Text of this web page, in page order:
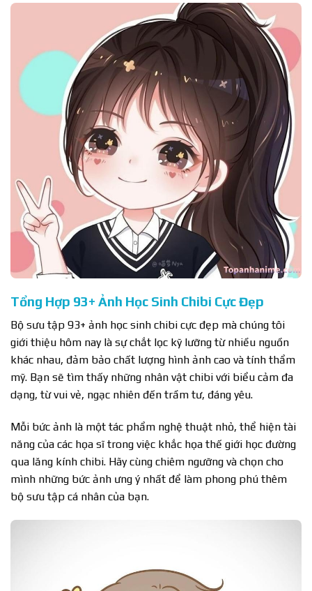
Tổng Hợp 93+ Ảnh Học Sinh Chibi Cực Đẹp
Bộ sưu tập 93+ ảnh học sinh chibi cực đẹp mà chúng tôi
giới thiệu hôm nay là sự chắt lọc kỹ lưỡng từ nhiều nguồn
khác nhau, đảm bảo chất lượng hình ảnh cao và tính thẩm
mỹ. Bạn sẽ tìm thấy những nhân vật chibi với biểu cảm đa
dạng, từ vui vẻ, ngạc nhiên đến trầm tư, đáng yêu.
Mỗi bức ảnh là một tác phẩm nghệ thuật nhỏ, thể hiện tài
năng của các họa sĩ trong việc khắc họa thế giới học đường
qua lăng kính chibi. Hãy cùng chiêm ngưỡng và chọn cho
mình những bức ảnh ưng ý nhất để làm phong phú thêm
bộ sưu tập cá nhân của bạn.